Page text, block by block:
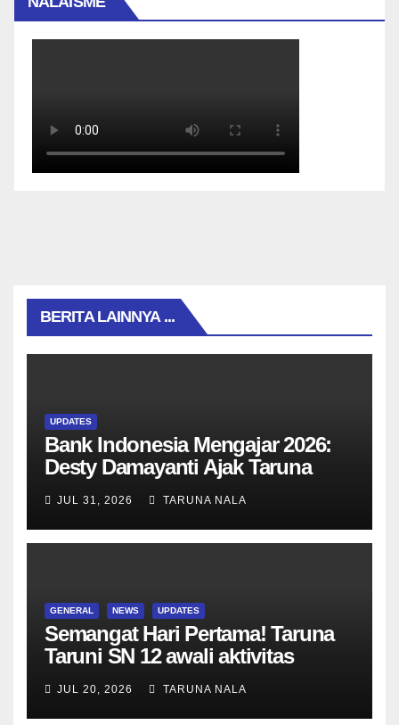
BERITA LAINNYA ...
UPDATES
Bank Indonesia Mengajar 2026:
Desty Damayanti Ajak Taruna
Menjadi Generasi Pemimpin
Berwawasan Global
JUL 31, 2026 TARUNA NALA
GENERAL NEWS UPDATES
Semangat Hari Pertama! Taruna
Taruni SN 12 awali aktivitas
Asesmen Diagnostik
JUL 20, 2026 TARUNA NALA